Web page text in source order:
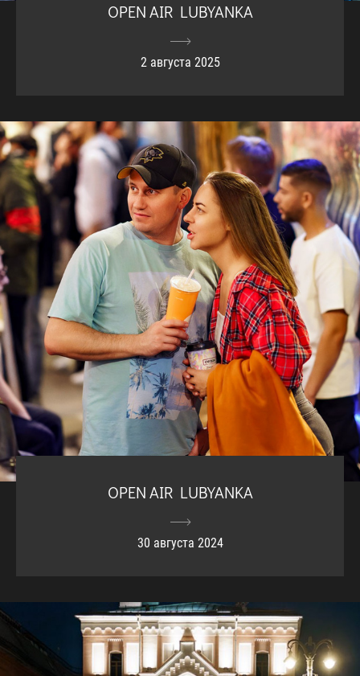
OPEN AIR LUBYANKA
2 августа 2025
OPEN AIR LUBYANKA
30 августа 2024